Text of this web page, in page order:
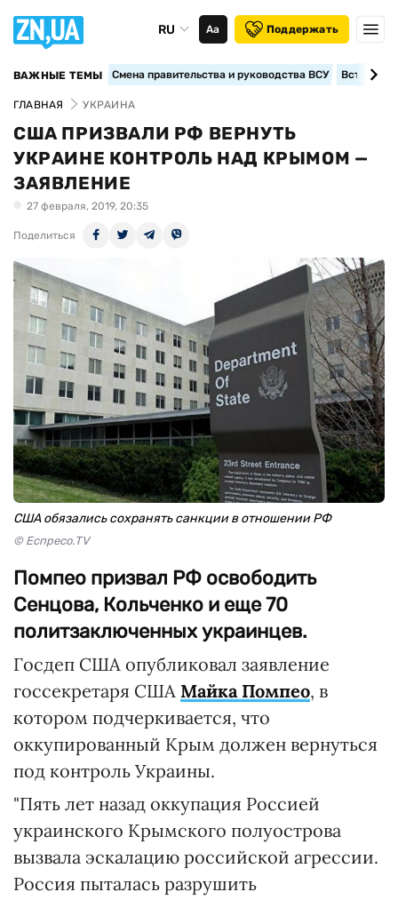
RU Аа Поддержать
ВАЖНЫЕ ТЕМЫ Смена правительства и руководства ВСУ
ГЛАВНАЯ УКРАИНА
США ПРИЗВАЛИ РФ ВЕРНУТЬ
УКРАИНЕ КОНТРОЛЬ НАД КРЫМОМ —
ЗАЯВЛЕНИЕ
27 февраля, 2019, 20:35
Поделиться
США обязались сохранять санкции в отношении РФ
© Еспресо.TV
Помпео призвал РФ освободить
Сенцова, Кольченко и еще 70
политзаключенных украинцев.
Госдеп США опубликовал заявление
госсекретаря США Майка Помпео, в
котором подчеркивается, что
оккупированный Крым должен вернуться
под контроль Украины.
"Пять лет назад оккупация Россией
украинского Крымского полуострова
вызвала эскалацию российской агрессии.
Россия пыталась разрушить